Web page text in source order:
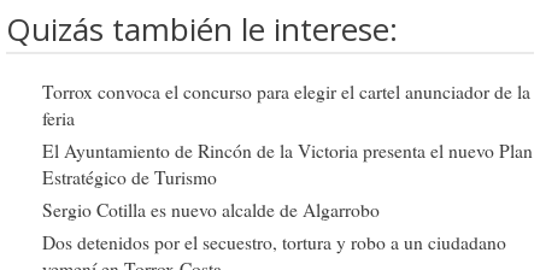
Quizás también le interese:
Torrox convoca el concurso para elegir el cartel anunciador de la
feria
El Ayuntamiento de Rincón de la Victoria presenta el nuevo Plan
Estratégico de Turismo
Sergio Cotilla es nuevo alcalde de Algarrobo
Dos detenidos por el secuestro, tortura y robo a un ciudadano